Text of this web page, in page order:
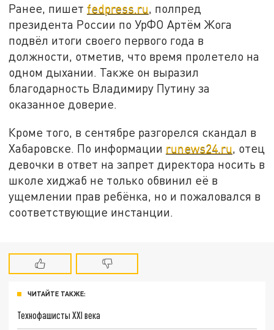
Ранее, пишет fedpress.ru, полпред
президента России по УрФО Артём Жога
подвёл итоги своего первого года в
должности, отметив, что время пролетело на
одном дыхании. Также он выразил
благодарность Владимиру Путину за
оказанное доверие.
Кроме того, в сентябре разгорелся скандал в
Хабаровске. По информации runews24.ru , отец
девочки в ответ на запрет директора носить в
школе хиджаб не только обвинил её в
ущемлении прав ребёнка, но и пожаловался в
соответствующие инстанции.
ЧИТАЙТЕ ТАКЖЕ:
Технофашисты XXI века